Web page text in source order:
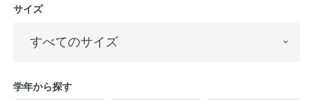
サイズ
学年から探す